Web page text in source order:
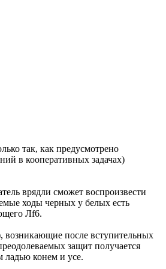
так, как предусмотрено
в кооперативных задачах)
врядли сможет воспроизвести
ходы черных у белых есть
Лf6.
возникающие после вступительных
защит получается
ладью конем и усе.